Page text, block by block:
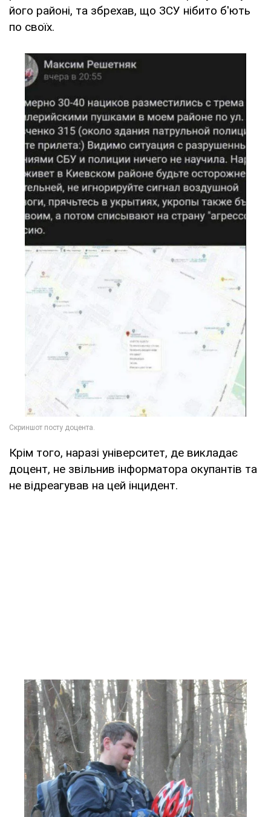
його районі, та збрехав, що ЗСУ нібито б'ють
по своїх.
Крім того, наразі університет, де викладає
доцент, не звільнив інформатора окупантів та
не відреагував на цей інцидент.